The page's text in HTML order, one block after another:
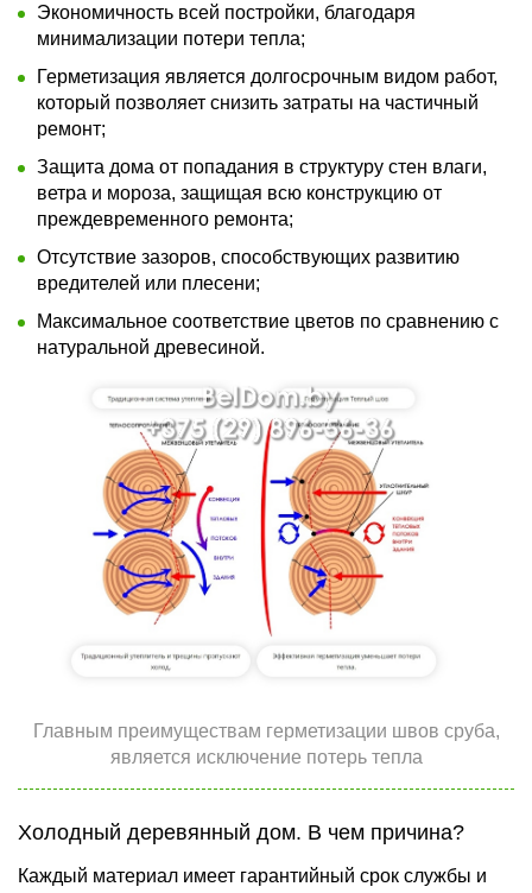
Экономичность всей постройки, благодаря
минимализации потери тепла;
Герметизация является долгосрочным видом работ,
который позволяет снизить затраты на частичный
ремонт;
Защита дома от попадания в структуру стен влаги,
ветра и мороза, защищая всю конструкцию от
преждевременного ремонта;
Отсутствие зазоров, способствующих развитию
вредителей или плесени;
Максимальное соответствие цветов по сравнению с
натуральной древесиной.
Главным преимуществам герметизации швов сруба,
является исключение потерь тепла
Холодный деревянный дом. В чем причина?
Каждый материал имеет гарантийный срок службы и